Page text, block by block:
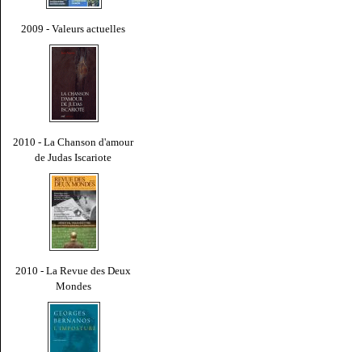
2009 - Valeurs actuelles
2010 - La Chanson d'amour
de Judas Iscariote
2010 - La Revue des Deux
Mondes